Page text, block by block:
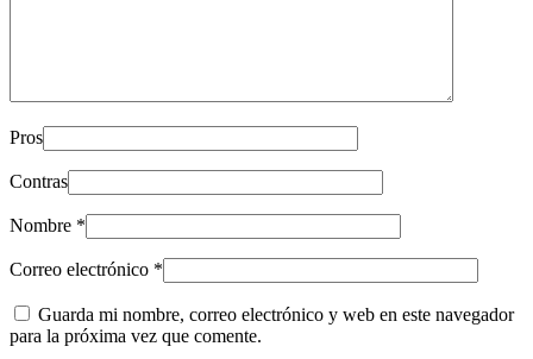
Pros
Contras
Nombre *
Correo electrónico *
Guarda mi nombre, correo electrónico y web en este navegador
para la próxima vez que comente.